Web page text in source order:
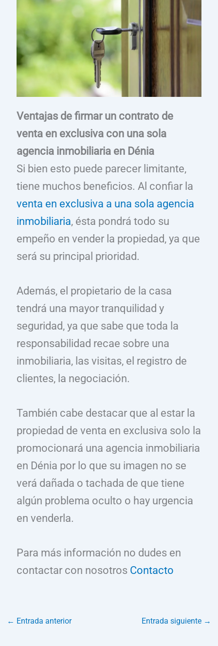
Ventajas de firmar un contrato de
venta en exclusiva con una sola
agencia inmobiliaria en Dénia
Si bien esto puede parecer limitante,
tiene muchos beneficios. Al confiar la
venta en exclusiva a una sola agencia
inmobiliaria, ésta pondrá todo su
empeño en vender la propiedad, ya que
será su principal prioridad.
Además, el propietario de la casa
tendrá una mayor tranquilidad y
seguridad, ya que sabe que toda la
responsabilidad recae sobre una
inmobiliaria, las visitas, el registro de
clientes, la negociación.
También cabe destacar que al estar la
propiedad de venta en exclusiva solo la
promocionará una agencia inmobiliaria
en Dénia por lo que su imagen no se
verá dañada o tachada de que tiene
algún problema oculto o hay urgencia
en venderla.
Para más información no dudes en
contactar con nosotros Contacto
← Entrada anterior Entrada siguiente →